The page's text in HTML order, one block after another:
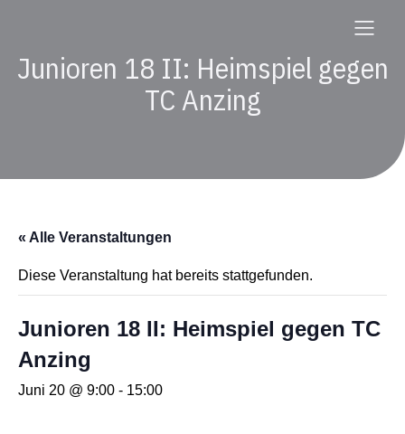
Junioren 18 II: Heimspiel gegen
TC Anzing
« Alle Veranstaltungen
Diese Veranstaltung hat bereits stattgefunden.
Junioren 18 II: Heimspiel gegen TC
Anzing
Juni 20 @ 9:00 - 15:00